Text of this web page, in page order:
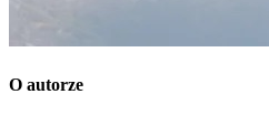
O autorze